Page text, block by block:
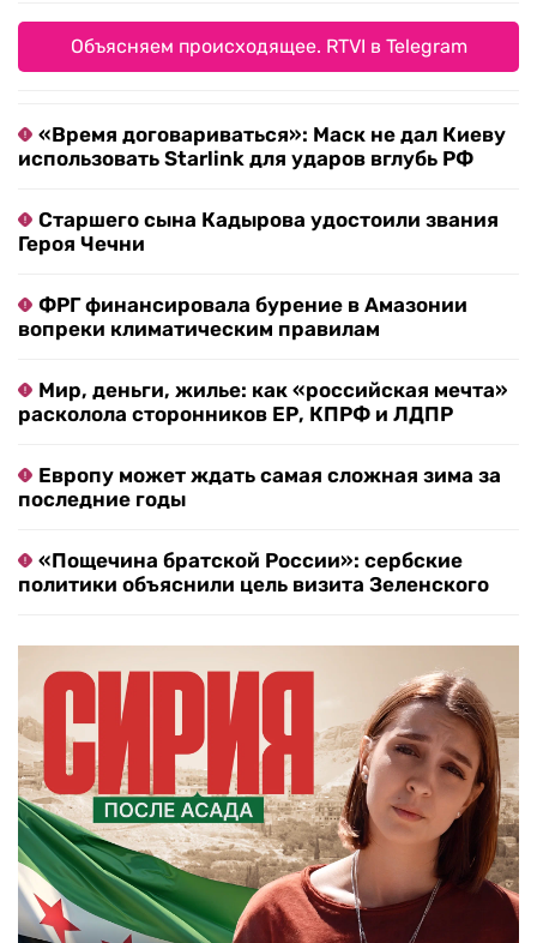
Объясняем происходящее. RTVI в Telegram
«Время договариваться»: Маск не дал Киеву
использовать Starlink для ударов вглубь РФ
Старшего сына Кадырова удостоили звания
Героя Чечни
ФРГ финансировала бурение в Амазонии
вопреки климатическим правилам
Мир, деньги, жилье: как «российская мечта»
расколола сторонников ЕР, КПРФ и ЛДПР
Европу может ждать самая сложная зима за
последние годы
«Пощечина братской России»: сербские
политики объяснили цель визита Зеленского